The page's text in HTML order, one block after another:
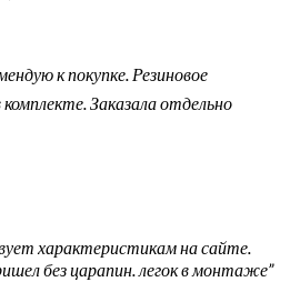
к покупке. Резиновое
Заказала отдельно
характеристикам на сайте.
без царапин. легок в монтаже”